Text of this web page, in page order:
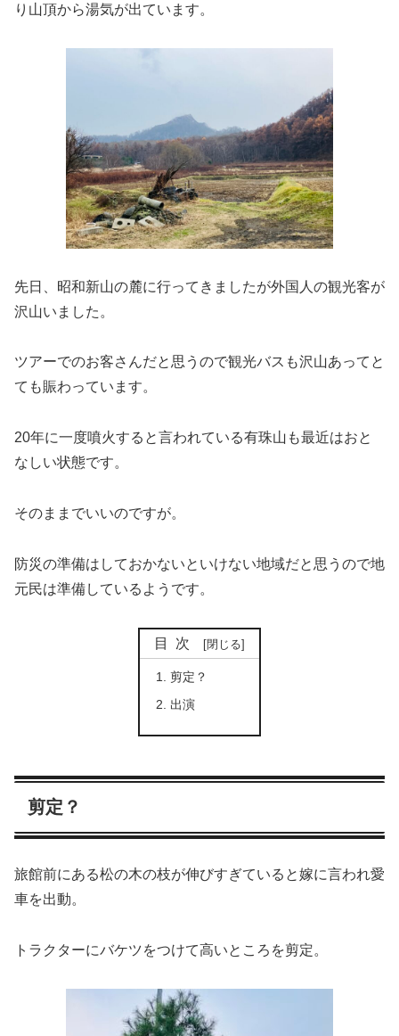
り山頂から湯気が出ています。
先日、昭和新山の麓に行ってきましたが外国人の観光客が
沢山いました。
ツアーでのお客さんだと思うので観光バスも沢山あってと
ても賑わっています。
20年に一度噴火すると言われている有珠山も最近はおと
なしい状態です。
そのままでいいのですが。
防災の準備はしておかないといけない地域だと思うので地
元民は準備しているようです。
目次
剪定？
出演
剪定？
旅館前にある松の木の枝が伸びすぎていると嫁に言われ愛
車を出動。
トラクターにバケツをつけて高いところを剪定。